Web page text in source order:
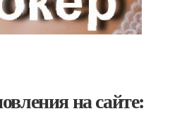
на сайте: